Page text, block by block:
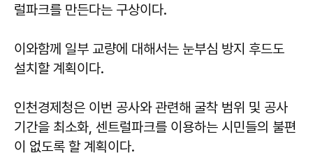
럴파크를 만든다는 구상이다.
이와함께 일부 교량에 대해서는 눈부심 방지 후드도
설치할 계획이다.
인천경제청은 이번 공사와 관련해 굴착 범위 및 공사
기간을 최소화, 센트럴파크를 이용하는 시민들의 불편
이 없도록 할 계획이다.